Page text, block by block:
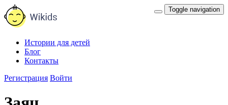
Toggle navigation
Истории для детей
Блог
Контакты
Регистрация Войти